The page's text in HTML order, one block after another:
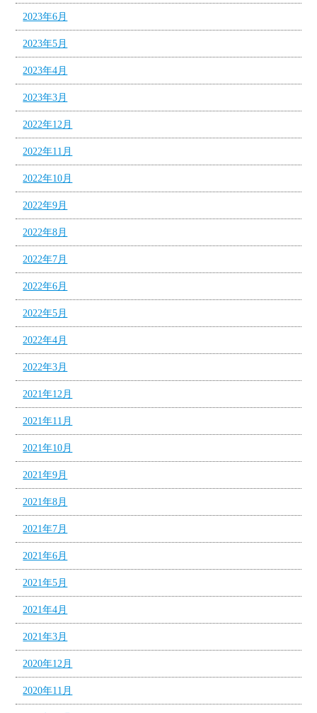
2023年6月
2023年5月
2023年4月
2023年3月
2022年12月
2022年11月
2022年10月
2022年9月
2022年8月
2022年7月
2022年6月
2022年5月
2022年4月
2022年3月
2021年12月
2021年11月
2021年10月
2021年9月
2021年8月
2021年7月
2021年6月
2021年5月
2021年4月
2021年3月
2020年12月
2020年11月